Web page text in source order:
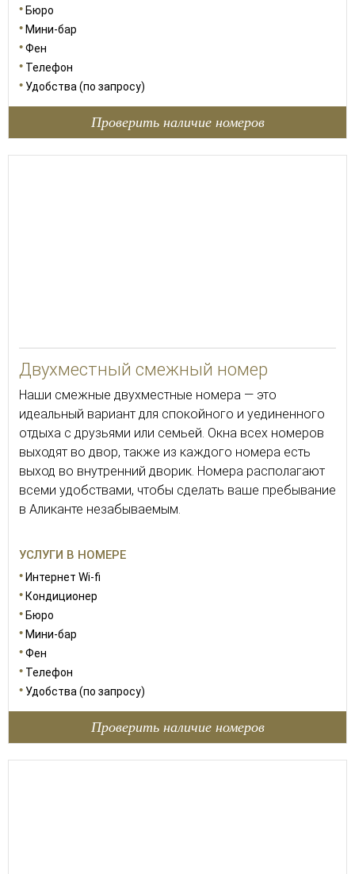
Бюро
Мини-бар
Фен
Телефон
Удобства (по запросу)
Проверить наличие номеров
Двухместный смежный номер
Наши смежные двухместные номера — это
идеальный вариант для спокойного и уединенного
отдыха с друзьями или семьей. Окна всех номеров
выходят во двор, также из каждого номера есть
выход во внутренний дворик. Номера располагают
всеми удобствами, чтобы сделать ваше пребывание
в Аликанте незабываемым.
УСЛУГИ В НОМЕРЕ
Интернет Wi-fi
Кондиционер
Бюро
Мини-бар
Фен
Телефон
Удобства (по запросу)
Проверить наличие номеров